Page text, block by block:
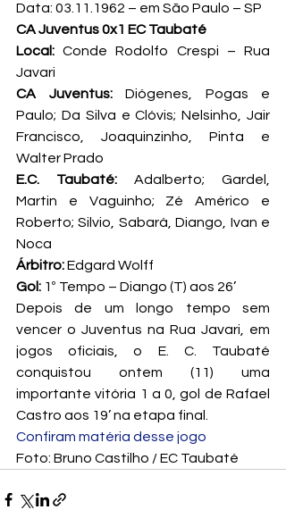
Data: 03.11.1962 – em São Paulo – SP
CA Juventus 0x1 EC Taubaté
Local: Conde Rodolfo Crespi – Rua
Javari
CA Juventus: Diógenes, Pogas e
Paulo; Da Silva e Clóvis; Nelsinho, Jair
Francisco, Joaquinzinho, Pinta e
Walter Prado
E.C. Taubaté: Adalberto; Gardel,
Martin e Vaguinho; Zé Américo e
Roberto; Silvio, Sabará, Diango, Ivan e
Noca
Árbitro: Edgard Wolff
Gol: 1º Tempo – Diango (T) aos 26’
Depois de um longo tempo sem
vencer o Juventus na Rua Javari, em
jogos oficiais, o E. C. Taubaté
conquistou ontem (11) uma
importante vitória 1 a 0, gol de Rafael
Castro aos 19’ na etapa final.
Confiram matéria desse jogo
Foto: Bruno Castilho / EC Taubaté